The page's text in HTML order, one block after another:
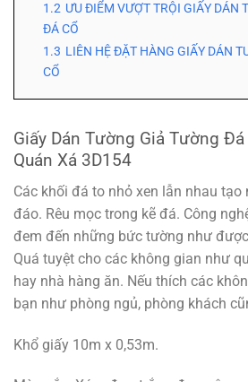
1.2 ƯU ĐIỂM VƯỢT TRỘI GIẤY DÁN
ĐÁ CỔ
1.3 LIÊN HỆ ĐẶT HÀNG GIẤY DÁN
CỔ
Giấy Dán Tường Giả Tường
Quán Xá 3D154
Các khối đá to nhỏ xen lẫn nhau
đáo. Rêu mọc trong kẽ đá. Công
đem đến những bức tường như
Quá tuyệt cho các không gian như
hay nhà hàng ăn. Nếu thích các
bạn như phòng ngủ, phòng khách
Khổ giấy 10m x 0,53m.